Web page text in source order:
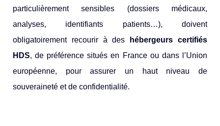
particulièrement sensibles (dossiers médicaux,
analyses, identifiants patients…), doivent
obligatoirement recourir à des
hébergeurs certifiés
HDS, de préférence situés en France ou dans l’Union
européenne, pour assurer un haut niveau de
souveraineté et de confidentialité.